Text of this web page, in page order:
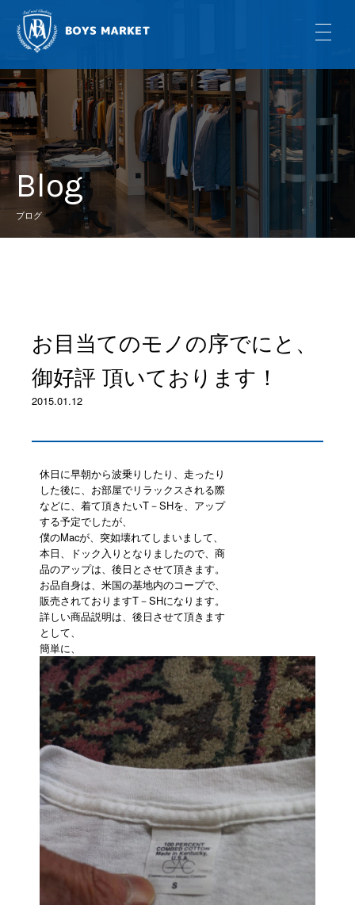
Blog
ブログ
お目当てのモノの序でにと、
御好評 頂いております！
2015.01.12
休日に早朝から波乗りしたり、走ったり
した後に、お部屋でリラックスされる際
などに、着て頂きたいT－SHを、アップ
する予定でしたが、
僕のMacが、突如壊れてしまいまして、
本日、ドック入りとなりましたので、商
品のアップは、後日とさせて頂きます。
お品自身は、米国の基地内のコープで、
販売されておりますT－SHになります。
詳しい商品説明は、後日させて頂きます
として、
簡単に、